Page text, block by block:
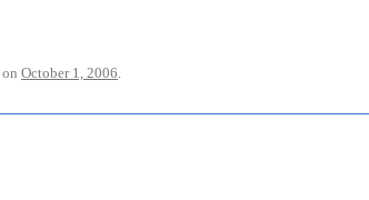
on October 1, 2006.